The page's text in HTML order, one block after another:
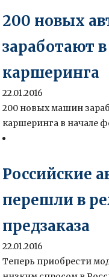
200 новых
заработают
каршеринга
22.01.2016
200 новых машин
каршеринга в начале
Российские
перешли в
предзаказа
22.01.2016
Теперь приобрести